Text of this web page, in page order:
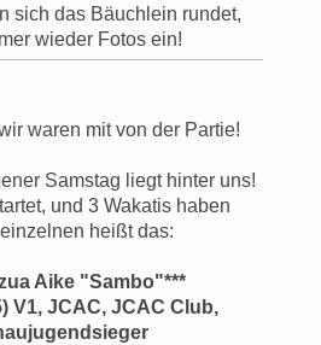
sich das Bäuchlein rundet,
wieder Fotos ein!
waren mit von der Partie!
Samstag liegt hinter uns!
und 3 Wakatis haben
heißt das:
Aike "Sambo"***
V1, JCAC, JCAC Club,